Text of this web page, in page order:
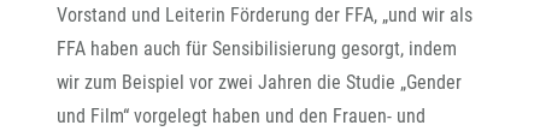
Vorstand und Leiterin Förderung der FFA, „und wir als
FFA haben auch für Sensibilisierung gesorgt, indem
wir zum Beispiel vor zwei Jahren die Studie „Gender
und Film“ vorgelegt haben und den Frauen- und